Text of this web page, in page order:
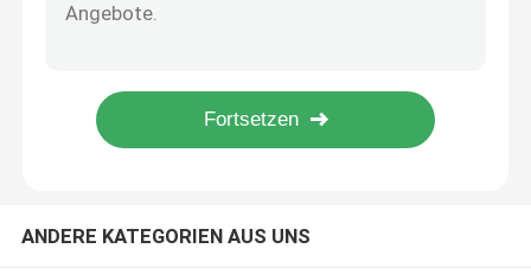
Vape-Spulen-Ersatz
ANDERE KATEGORIEN AUS UNS